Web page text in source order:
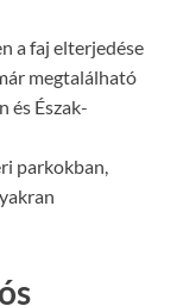
a faj elterjedése
megtalálható
és Észak-
parkokban,